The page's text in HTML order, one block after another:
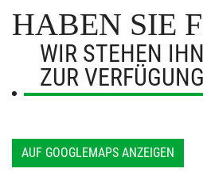
HABEN SIE
WIR STEHEN
ZUR VERFÜGUNG
AUF GOOGLEMAPS ANZEIGEN